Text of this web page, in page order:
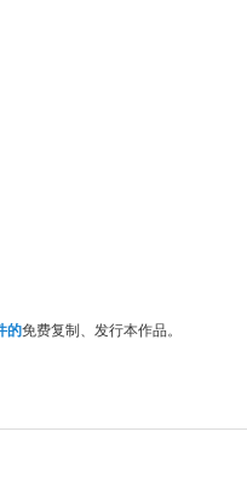
的免费复制、发行本作品。